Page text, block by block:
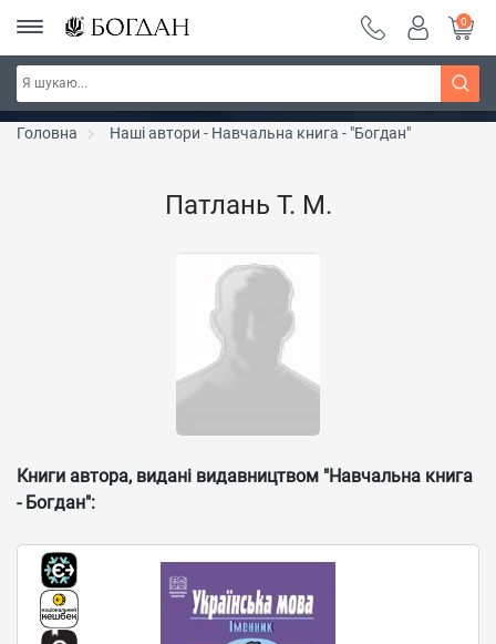
РОЗПРОДАЖ ~ 150 грн ~ 200 грн ~ 250 грн ~
300 грн ~ РОЗПРОДАЖ
Дізнатись більше
0
Головна Наші автори - Навчальна книга - "Богдан"
Патлань Т. М.
Книги автора, видані видавництвом "Навчальна книга
- Богдан":